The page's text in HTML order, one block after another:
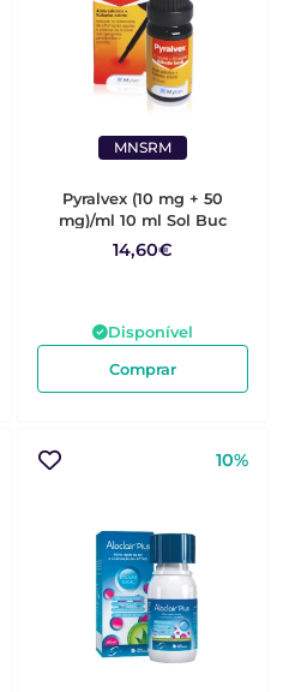
MNSRM
Pyralvex (10 mg + 50
mg)/ml 10 ml Sol Buc
14,60€
Disponível
Comprar
10%